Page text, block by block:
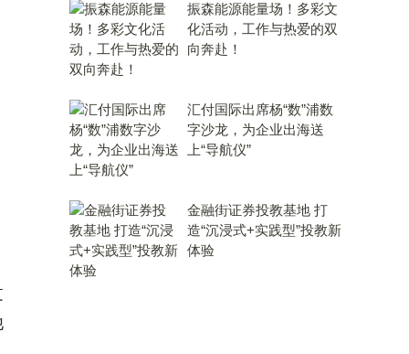
振森能源能量场！多彩文
化活动，工作与热爱的双
向奔赴！
汇付国际出席杨“数”浦数
字沙龙，为企业出海送
上“导航仪”
金融街证券投教基地 打
造“沉浸式+实践型”投教新
体验